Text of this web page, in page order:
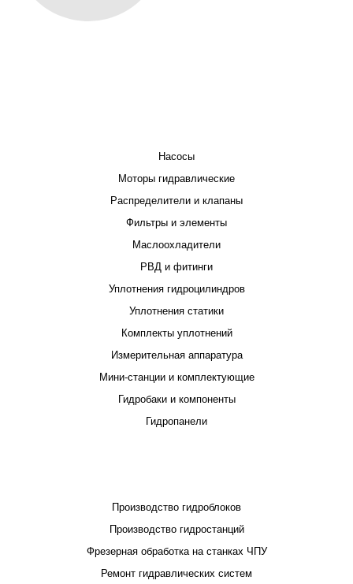
Насосы
Моторы гидравлические
Распределители и клапаны
Фильтры и элементы
Маслоохладители
РВД и фитинги
Уплотнения гидроцилиндров
Уплотнения статики
Комплекты уплотнений
Измерительная аппаратура
Мини-станции и комплектующие
Гидробаки и компоненты
Гидропанели
Производство гидроблоков
Производство гидростанций
Фрезерная обработка на станках ЧПУ
Ремонт гидравлических систем